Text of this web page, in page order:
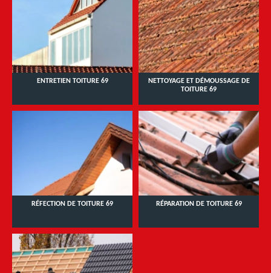
ENTRETIEN TOITURE 69
NETTOYAGE ET DÉMOUSSAGE DE
TOITURE 69
RÉFECTION DE TOITURE 69 RÉPARATION DE TOITURE 69